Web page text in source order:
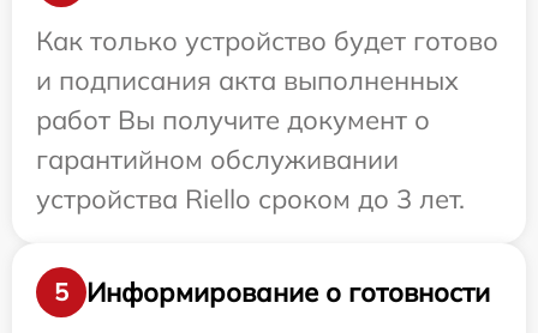
Как только устройство будет готово
и подписания акта выполненных
работ Вы получите документ о
гарантийном обслуживании
устройства Riello сроком до 3 лет.
5
Информирование о готовности